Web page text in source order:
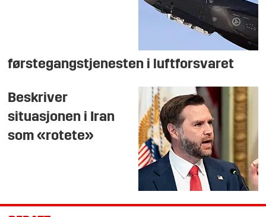
førstegangstjenesten i luftforsvaret
Beskriver
situasjonen i Iran
som «rotete»